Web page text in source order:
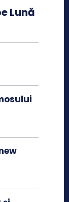
Lună